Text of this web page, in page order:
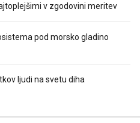
v zgodovini meritev
pod morsko gladino
ljudi na svetu diha